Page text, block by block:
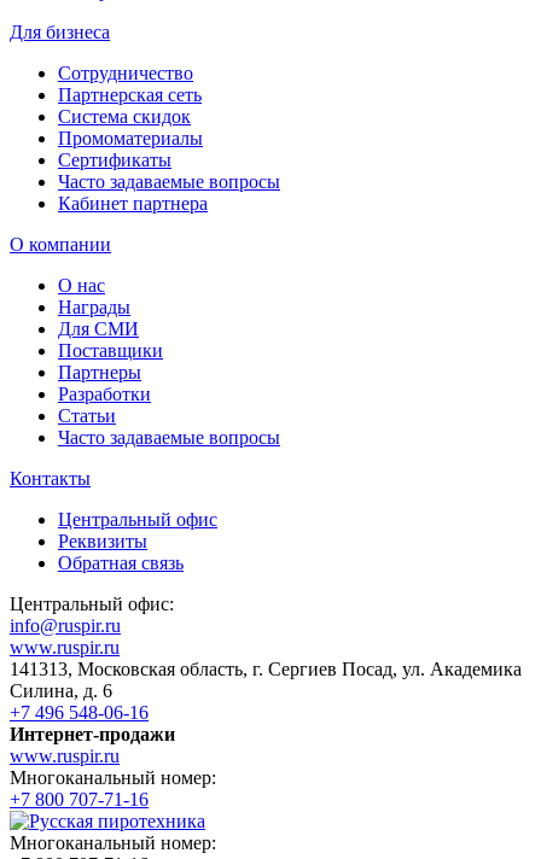
Для бизнеса
Сотрудничество
Партнерская сеть
Система скидок
Промоматериалы
Сертификаты
Часто задаваемые вопросы
Кабинет партнера
О компании
О нас
Награды
Для СМИ
Поставщики
Партнеры
Разработки
Статьи
Часто задаваемые вопросы
Контакты
Центральный офис
Реквизиты
Обратная связь
Центральный офис:
info@ruspir.ru
www.ruspir.ru
141313, Московская область, г. Сергиев Посад, ул. Академика
Силина, д. 6
+7 496 548-06-16
Интернет-продажи
www.ruspir.ru
Многоканальный номер:
+7 800 707-71-16
Многоканальный номер: